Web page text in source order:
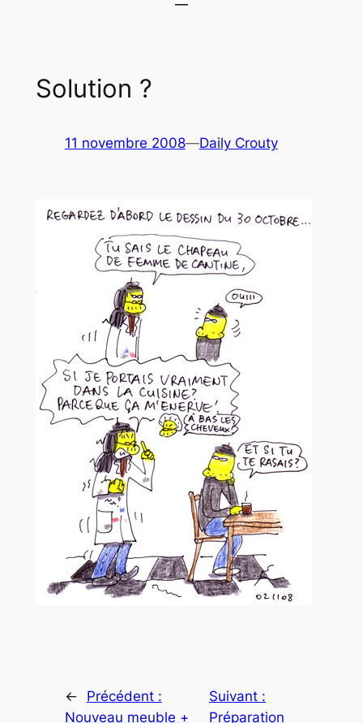
Solution ?
11 novembre 2008—Daily Crouty
←
Précédent :
Nouveau meuble +
Suivant :
Préparation